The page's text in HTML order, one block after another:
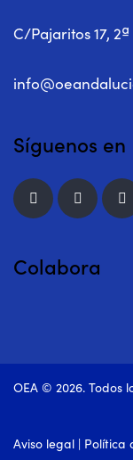
C/Pajaritos 17,
Síguenos en
Colabora
OEA © 2026. Todos
Aviso legal | Política